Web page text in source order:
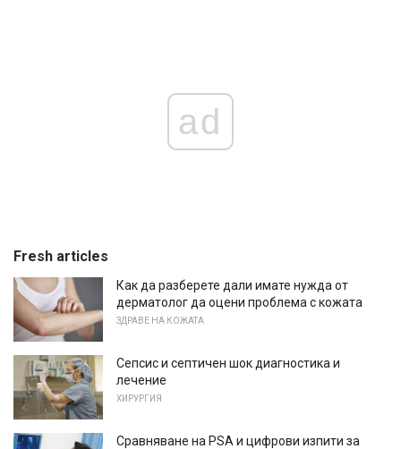
ad
Fresh articles
Как да разберете дали имате нужда от
дерматолог да оцени проблема с кожата
ЗДРАВЕ НА КОЖАТА
Сепсис и септичен шок диагностика и
лечение
ХИРУРГИЯ
Сравняване на PSA и цифрови изпити за